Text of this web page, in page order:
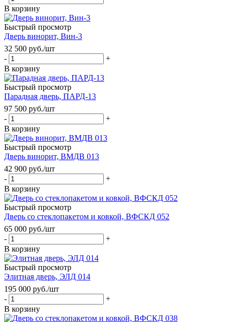
В корзину
Быстрый просмотр
Дверь винорит, Вин-3
32 500 руб./шт
-
+
В корзину
Быстрый просмотр
Парадная дверь, ПАРД-13
97 500 руб./шт
-
+
В корзину
Быстрый просмотр
Дверь винорит, ВМДВ 013
42 900 руб./шт
-
+
В корзину
Быстрый просмотр
Дверь со стеклопакетом и ковкой, ВФСКД 052
65 000 руб./шт
-
+
В корзину
Быстрый просмотр
Элитная дверь, ЭЛД 014
195 000 руб./шт
-
+
В корзину